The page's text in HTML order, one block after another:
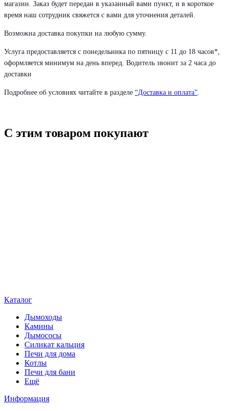
магазин. Заказ будет передан в указанный вами пункт, и в короткое
время наш сотрудник свяжется с вами для уточнения деталей.
Возможна доставка покупки на любую сумму.
Услуга предоставляется с понедельника по пятницу с 11 до 18 часов*,
оформляется минимум на день вперед. Водитель звонит за 2 часа до
доставки
Подробнее об условиях читайте в разделе “Доставка и оплата”.
С этим товаром покупают
Каталог
Дымоходы
Камины
Дымососы
Силикат кальция
Печи для дома
Котлы
Печи для бани
Ещё
Информация